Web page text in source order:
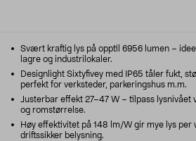
Svært kraftig lys på opptil 6956 lumen –
lagre og industrilokaler.
Designlight Sixtyfivey med IP65 tåler fukt,
perfekt for verksteder, parkeringshus m.m.
Justerbar effekt 27–47 W – tilpass lysnivået
og romstørrelse.
Høy effektivitet på 148 lm/W gir mye lys
driftssikker belysning.